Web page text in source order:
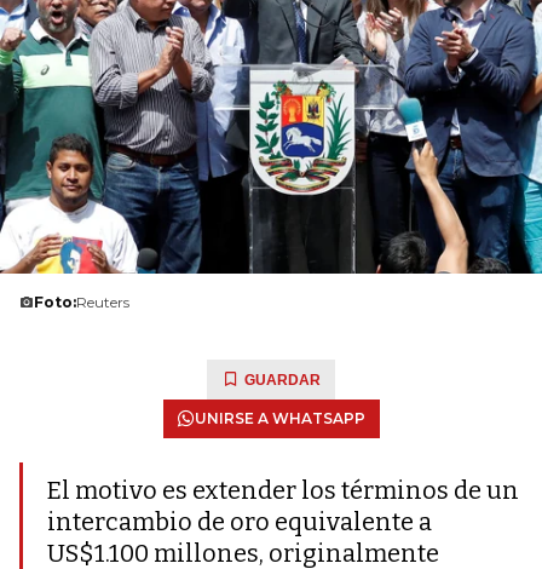
Foto:Reuters
GUARDAR
UNIRSE A WHATSAPP
El motivo es extender los términos de un
intercambio de oro equivalente a
US$1.100 millones, originalmente